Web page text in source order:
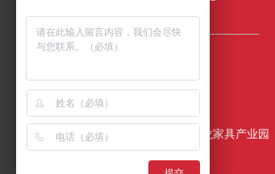
400-9966-059
公司地址
中国•洛阳•伊滨区•丰龙家具产业园